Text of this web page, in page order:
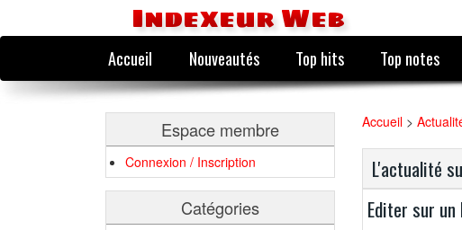
Indexeur Web
Accueil Nouveautés Top hits Top notes
Espace membre
Connexion / Inscription
Catégories
Accueil >
L'actualité
Editer sur